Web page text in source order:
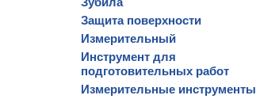
Защита поверхности
Измерительный
Инструмент для
подготовительных работ
Измерительные инструменты